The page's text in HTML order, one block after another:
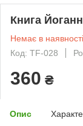
Книга
Немає в наявності
Код: TF-028
360 ₴
Опис